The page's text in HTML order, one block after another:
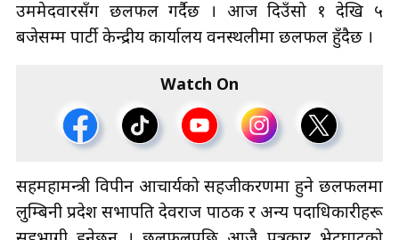
उममेदवारसँग छलफल गर्दैछ । आज दिउँसो १ देखि ५
बजेसम्म पार्टी केन्द्रीय कार्यालय वनस्थलीमा छलफल हुँदैछ ।
Watch On
सहमहामन्त्री विपीन आचार्यको सहजीकरणमा हुने छलफलमा
लुम्बिनी प्रदेश सभापति देवराज पाठक र अन्य पदाधिकारीहरू